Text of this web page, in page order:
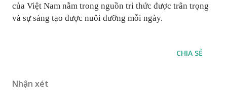
của Việt Nam nằm trong nguồn tri thức được trân trọng
và sự sáng tạo được nuôi dưỡng mỗi ngày.
CHIA SẺ
Nhận xét